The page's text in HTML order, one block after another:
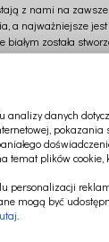
z nami na
a najważniejsze
została
spokojem i
obejmuje talię,
podparcie
naprawdę ważne –
więź.
cieszyć się chwilą
niż kolor – to symbol
ukojenie i
który nie
miesiącach
analizy danych
pokazania
temat plików cookie,
personalizacji
mogą być